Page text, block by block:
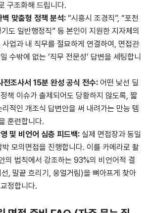
구조화해 드립니다.
벽 맞춤형 정책 분석: “시흥시 조경직”, “포천
도 일반행정직” 등 본인이 지원한 지자체의
사업과 내 직무를 절묘하게 연결하여, 면접관
수밖에 없는 ‘직무 전문성’ 답변을 세팅합니
전조사서 15분 완성 공식 전수: 어떤 낯선 딜
책 이슈가 출제되어도 당황하지 않도록, 짧
적인 개조식 답변안을 써 내려가는 만능 템
훈련합니다.
및 비언어 심층 피드백: 실제 면접장과 동일
모의면접을 진행합니다. 이를 카메라로 촬
의 법칙에서 강조하는 93%의 비언어적 결
, 말끝 흐리기, 웅얼거림)을 뼈아프게 찾아
정합니다.